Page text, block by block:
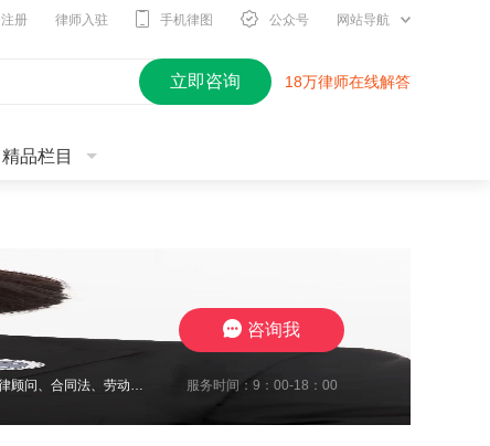
注册 律师入驻 手机律图 公众号 网站导航
立即咨询 18万律师在线解答
精品栏目
2010年开始进入律师行业，现在江苏思言律师事务所担任高级合伙人，我致力于企业法律顾问、合同法、劳动纠纷、工伤待遇赔偿、交通事故与保险合同研究、婚姻家事传承研究。至今累计承办1700余起案件，成功地维护了众多当事人的合法权益，取得了一系列出色的成绩，赢得了广大当事人的充分信赖及肯定。我在2024年10月份被评定为三级律师职称，我将继续要求自己勤勉尽责，注重熏陶品行与职业道德修养，为委托人提供了高效 服务时间：9：00-18：00
咨询我